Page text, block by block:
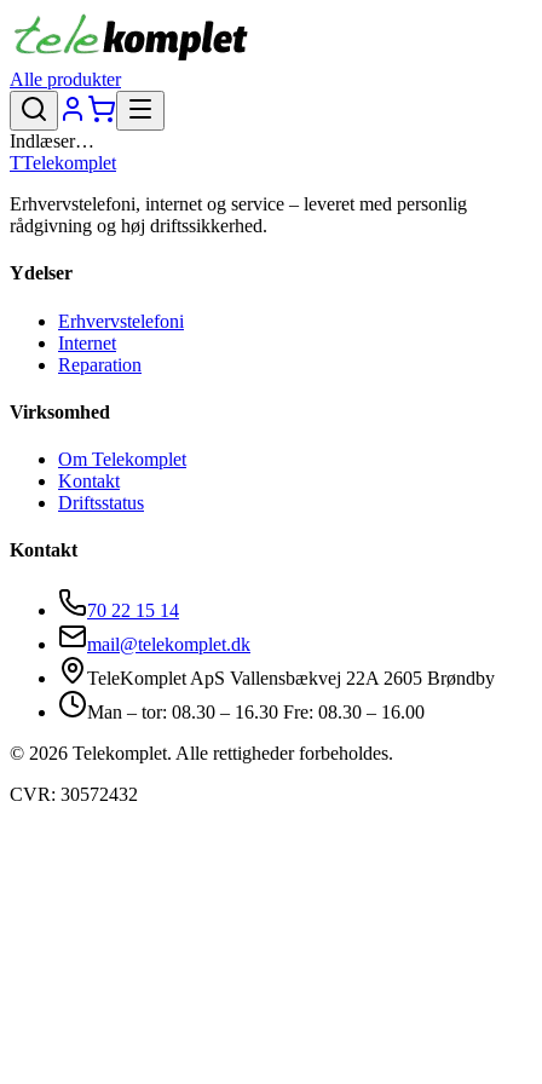
Alle produkter
Indlæser…
TTelekomplet
Erhvervstelefoni, internet og service – leveret med personlig
rådgivning og høj driftssikkerhed.
Ydelser
Erhvervstelefoni
Internet
Reparation
Virksomhed
Om Telekomplet
Kontakt
Driftsstatus
Kontakt
70 22 15 14
mail@telekomplet.dk
TeleKomplet ApS Vallensbækvej 22A 2605 Brøndby
Man – tor: 08.30 – 16.30 Fre: 08.30 – 16.00
© 2026 Telekomplet. Alle rettigheder forbeholdes.
CVR: 30572432